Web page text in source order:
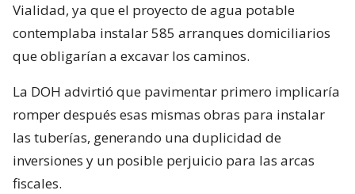
Vialidad, ya que el proyecto de agua potable
contemplaba instalar 585 arranques domiciliarios
que obligarían a excavar los caminos.
La DOH advirtió que pavimentar primero implicaría
romper después esas mismas obras para instalar
las tuberías, generando una duplicidad de
inversiones y un posible perjuicio para las arcas
fiscales.